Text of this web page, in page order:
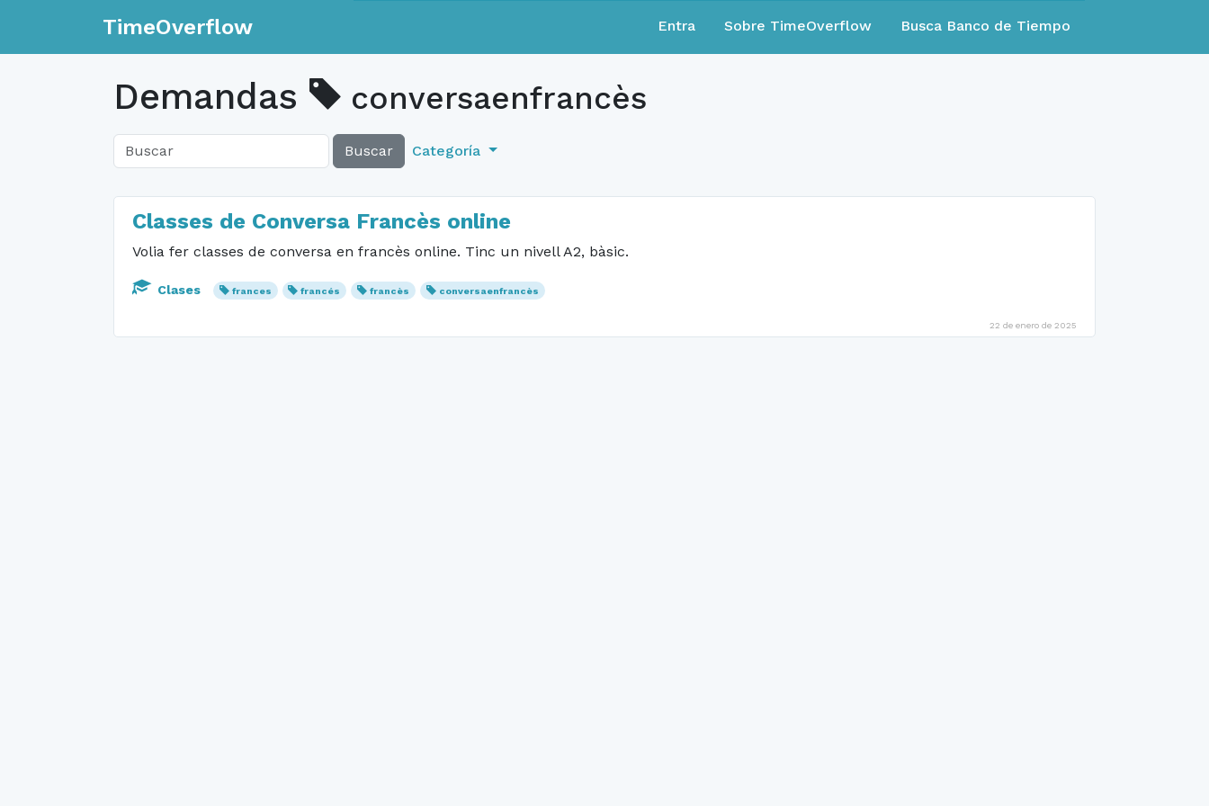
TimeOverflow Entra Sobre TimeOverflow Busca Banco de Tiempo
Demandas conversaenfrancès
Buscar Categoría
Classes de Conversa Francès online
Volia fer classes de conversa en francès online. Tinc un nivell A2, bàsic.
Clases frances francés francès conversaenfrancès
22 de enero de 2025